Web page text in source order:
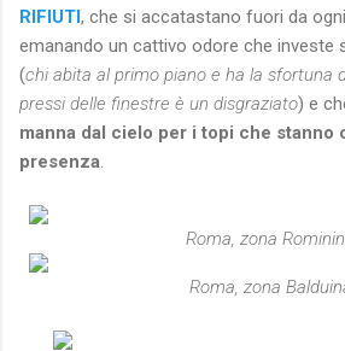
RIFIUTI, che si accatastano fuori da
emanando un cattivo odore che investe
(chi abita al primo piano e ha la sfortuna
pressi delle finestre è un disgraziato) e
manna dal cielo per i topi che stanno
presenza
Roma, zona
Roma, zona